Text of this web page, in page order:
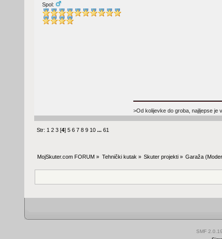
Spol:
>Od kolijevke do groba, najljepse je
Str: 1 2 3 [4]5 6 7 8 9 10 ...61
MojSkuter.com FORUM » Tehnički kutak » Skuter projekti» Garaža
SMF